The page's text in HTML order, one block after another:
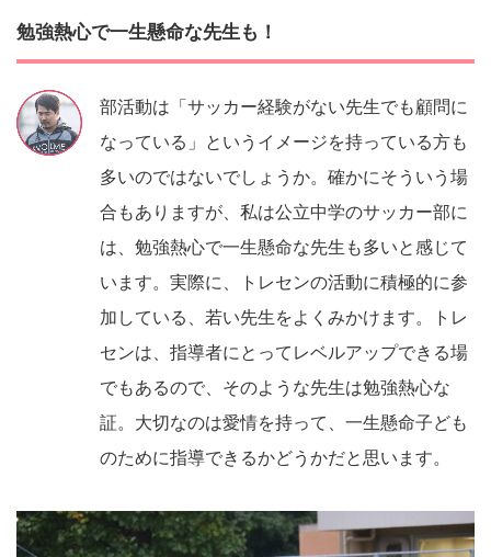
勉強熱心で一生懸命な先生も！
部活動は「サッカー経験がない先生でも顧問に
なっている」というイメージを持っている方も
多いのではないでしょうか。確かにそういう場
合もありますが、私は公立中学のサッカー部に
は、勉強熱心で一生懸命な先生も多いと感じて
います。実際に、トレセンの活動に積極的に参
加している、若い先生をよくみかけます。トレ
センは、指導者にとってレベルアップできる場
でもあるので、そのような先生は勉強熱心な
証。大切なのは愛情を持って、一生懸命子ども
のために指導できるかどうかだと思います。